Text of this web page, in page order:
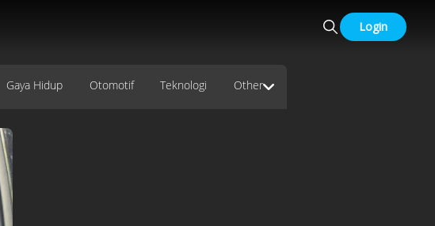
Login
Gaya Hidup Otomotif Teknologi Other